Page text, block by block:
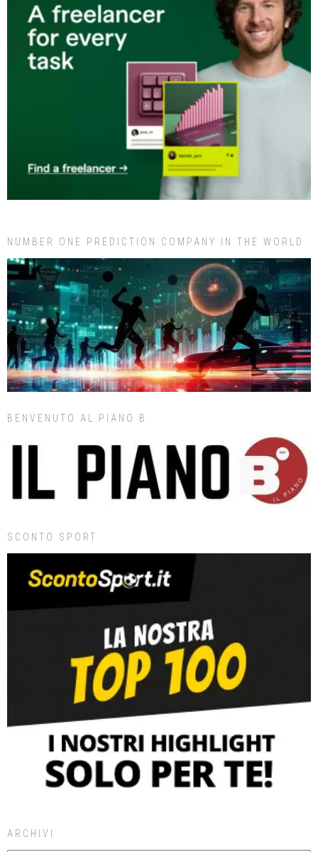
NUMBER ONE PREDICTION COMPANY IN THE WORLD
BENVENUTO AL PIANO B
SCONTO SPORT
ARCHIVI